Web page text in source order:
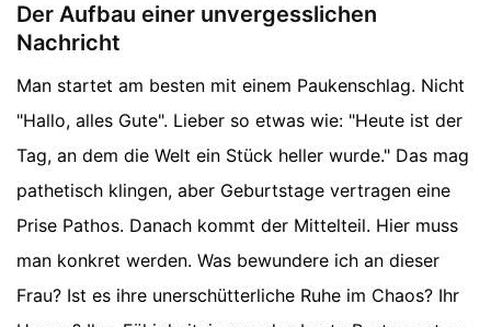
Der Aufbau einer unvergesslichen
Nachricht
Man startet am besten mit einem Paukenschlag. Nicht
"Hallo, alles Gute". Lieber so etwas wie: "Heute ist der
Tag, an dem die Welt ein Stück heller wurde." Das mag
pathetisch klingen, aber Geburtstage vertragen eine
Prise Pathos. Danach kommt der Mittelteil. Hier muss
man konkret werden. Was bewundere ich an dieser
Frau? Ist es ihre unerschütterliche Ruhe im Chaos? Ihr